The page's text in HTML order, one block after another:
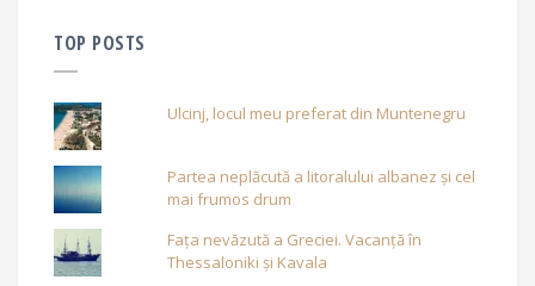
TOP POSTS
Ulcinj, locul meu preferat din Muntenegru
Partea neplăcută a litoralului albanez și cel
mai frumos drum
Fața nevăzută a Greciei. Vacanță în
Thessaloniki și Kavala